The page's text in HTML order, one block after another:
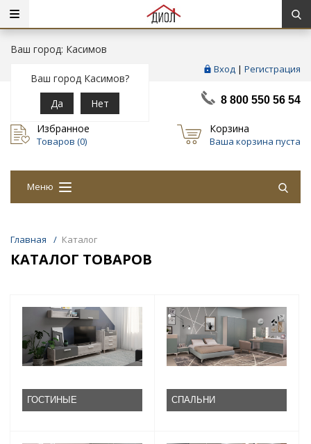
Ваш город: Касимов
Ваш город Касимов?
Да
Нет
Вход | Регистрация
8 800 550 56 54
Избранное
Товаров (0)
Корзина
Ваша корзина пуста
Меню
Главная / Каталог
КАТАЛОГ ТОВАРОВ
ГОСТИНЫЕ СПАЛЬНИ